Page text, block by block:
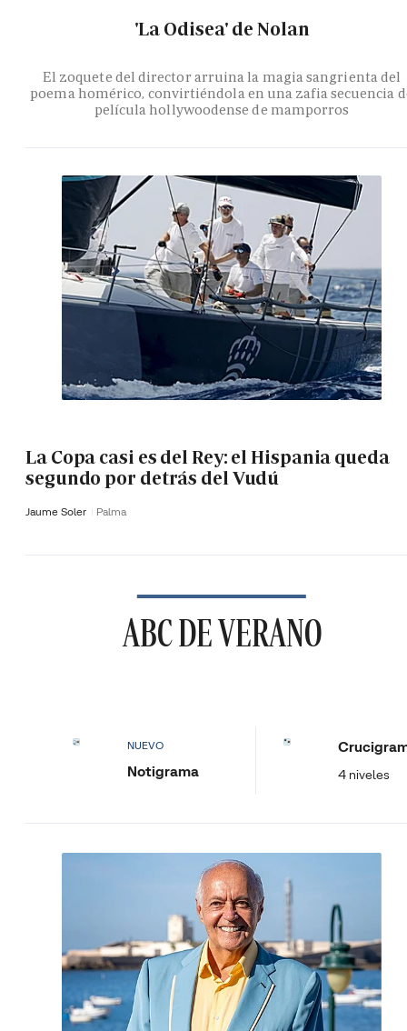
'La Odisea' de Nolan
El zoquete del director arruina la magia sangrienta del
poema homérico, convirtiéndola en una zafia secuencia
película hollywoodense de mamporros
La Copa casi es del Rey: el Hispania queda
segundo por detrás del Vudú
Jaume Soler Palma
ABC DE VERANO
NUEVO
Notigrama 4 niveles